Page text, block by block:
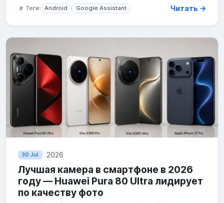
Теги: Android Google Assistant Читать →
30 Jul 2026
Лучшая камера в смартфоне в 2026
году — Huawei Pura 80 Ultra лидирует
по качеству фото